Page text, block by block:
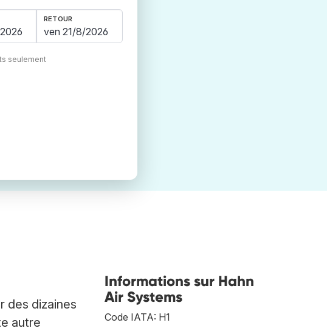
RETOUR
seulement
des dizaines
autre
Informations sur Hahn
Air Systems
Code IATA: H1